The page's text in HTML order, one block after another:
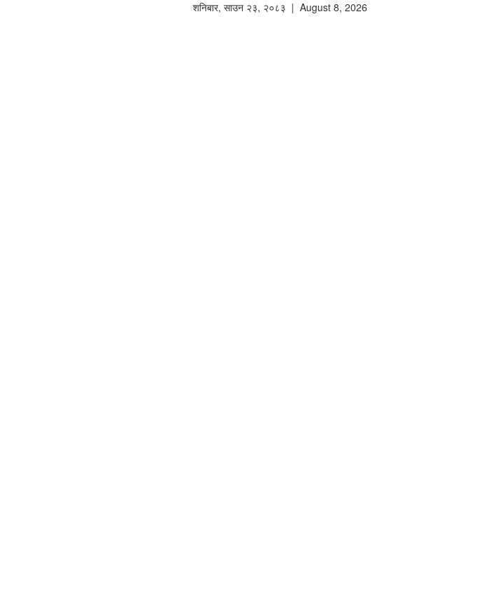
शनिबार, साउन २३, २०८३ | August 8, 2026